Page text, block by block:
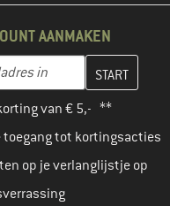
AANMAKEN
hier in en maak in de
van € 5,- **
toegang tot kortingsacties
op je verlanglijstje op